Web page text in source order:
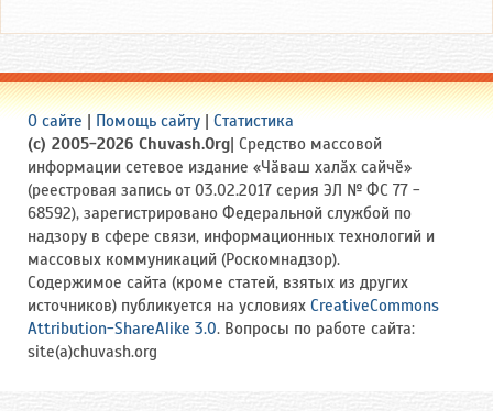
О сайте Помощь сайту
Статистика
(c) 2005-2026 Chuvash.Org | Средство массовой
информации сетевое издание «Чӑваш халӑх сайчӗ»
(реестровая запись от 03.02.2017 серия ЭЛ № ФС 77 -
68592), зарегистрировано Федеральной службой по
надзору в сфере связи, информационных технологий и
массовых коммуникаций (Роскомнадзор).
Содержимое сайта (кроме статей, взятых из других
источников) публикуется на условиях CreativeCommons
Attribution-ShareAlike 3.0. Вопросы по работе сайта:
site(a)chuvash.org